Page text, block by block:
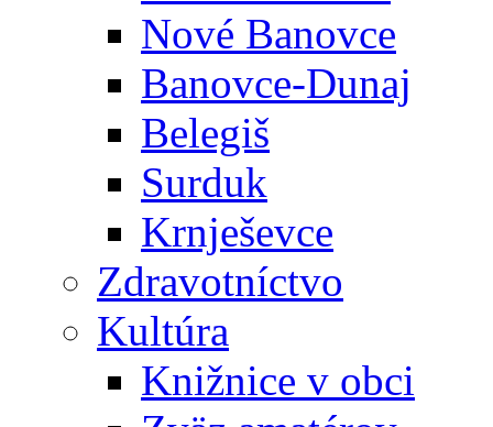
Nové Banovce
Banovce-Dunaj
Belegiš
Surduk
Krnješevce
Zdravotníctvo
Kultúra
Knižnice v obci